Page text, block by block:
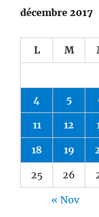
décembre 2017
L M
4 5
11 12
18 19
25 26
« Nov